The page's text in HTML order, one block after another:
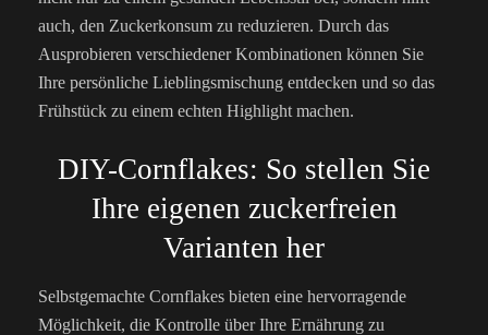
auch, den Zuckerkonsum zu reduzieren. Durch das
Ausprobieren verschiedener Kombinationen können Sie
Ihre persönliche Lieblingsmischung entdecken und so das
Frühstück zu einem echten Highlight machen.
DIY-Cornflakes: So stellen Sie
Ihre eigenen zuckerfreien
Varianten her
Selbstgemachte Cornflakes bieten eine hervorragende
Möglichkeit, die Kontrolle über Ihre Ernährung zu